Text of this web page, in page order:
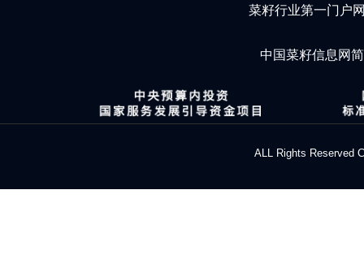
菜籽行业第一门户
中国菜籽信息网
ALL Rights